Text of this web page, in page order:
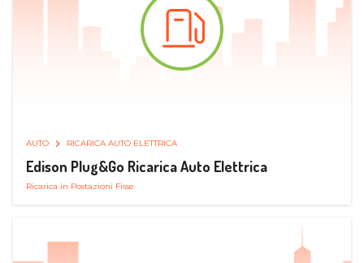
AUTO RICARICA AUTO ELETTRICA
Edison Plug&Go Ricarica Auto Elettrica
Ricarica in Postazioni Fisse